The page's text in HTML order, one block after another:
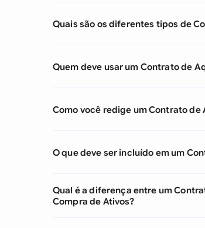
Quais são os diferentes tipos de
Quem deve usar um Contrato de
Como você redige um Contrato de
O que deve ser incluído em um
Qual é a diferença entre um
Compra de Ativos?